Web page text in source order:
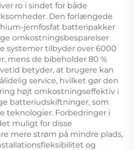
ro i sindet for både
Den forlængede
jernfosfat batteripakker
omkostningsbesparelser
systemer tilbyder over 6000
mens de bibeholder 80 %
betyder, at brugere kan
service, hvilket gør den
højt omkostningseffektiv i
batteriudskiftninger, som
teknologier. Forbedringer i
muligt for disse
mere strøm på mindre plads,
og